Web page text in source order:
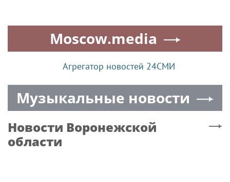
Moscow.media
Агрегатор новостей 24СМИ
Музыкальные новости
Новости Воронежской
области